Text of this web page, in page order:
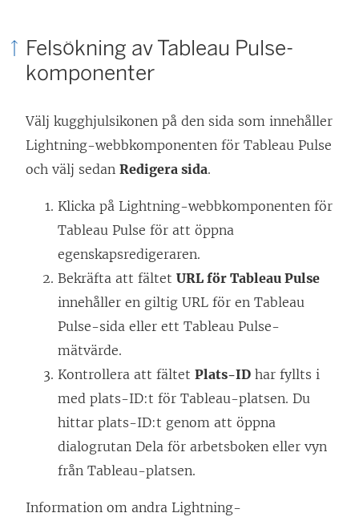
Felsökning av Tableau Pulse-
komponenter
Välj kugghjulsikonen på den sida som innehåller
Lightning-webbkomponenten för Tableau Pulse
och välj sedan Redigera sida.
Klicka på Lightning-webbkomponenten för
Tableau Pulse för att öppna
egenskapsredigeraren.
Bekräfta att fältet URL för Tableau Pulse
innehåller en giltig URL för en Tableau
Pulse-sida eller ett Tableau Pulse-
mätvärde.
Kontrollera att fältet Plats-ID har fyllts i
med plats-ID:t för Tableau-platsen. Du
hittar plats-ID:t genom att öppna
dialogrutan Dela för arbetsboken eller vyn
från Tableau-platsen.
Information om andra Lightning-